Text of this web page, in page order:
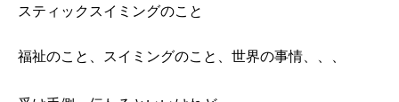
スティックスイミングのこと
福祉のこと、スイミングのこと、世界の事情、、、